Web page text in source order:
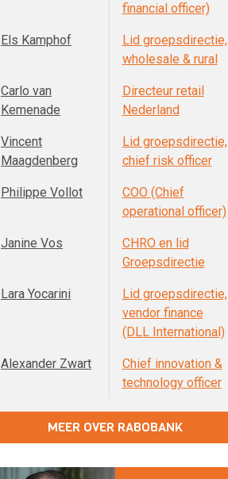
financial officer)
Els Kamphof
Lid groepsdirectie,
wholesale & rural
Carlo van
Kemenade
Directeur retail
Nederland
Vincent
Maagdenberg
Lid groepsdirectie,
chief risk officer
Philippe Vollot
COO (Chief
operational officer)
Janine Vos
CHRO en lid
Groepsdirectie
Lara Yocarini
Lid groepsdirectie,
vendor finance
(DLL International)
Alexander Zwart
Chief innovation &
technology officer
MEER OVER RABOBANK